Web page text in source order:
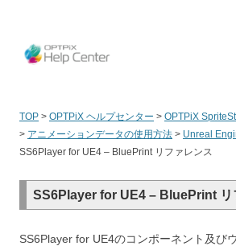
TOP > OPTPiX ヘルプセンター > OPTPiX
> アニメーションデータの使用方法 > Unreal
SS6Player for UE4 – BluePrint リファレンス
SS6Player for UE4 – BluePrint リ
SS6Player for UE4のコンポーネント及び